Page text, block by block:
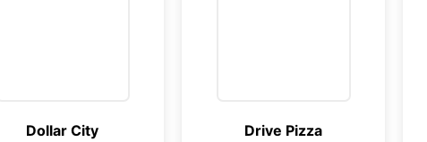
Dollar City Drive Pizza